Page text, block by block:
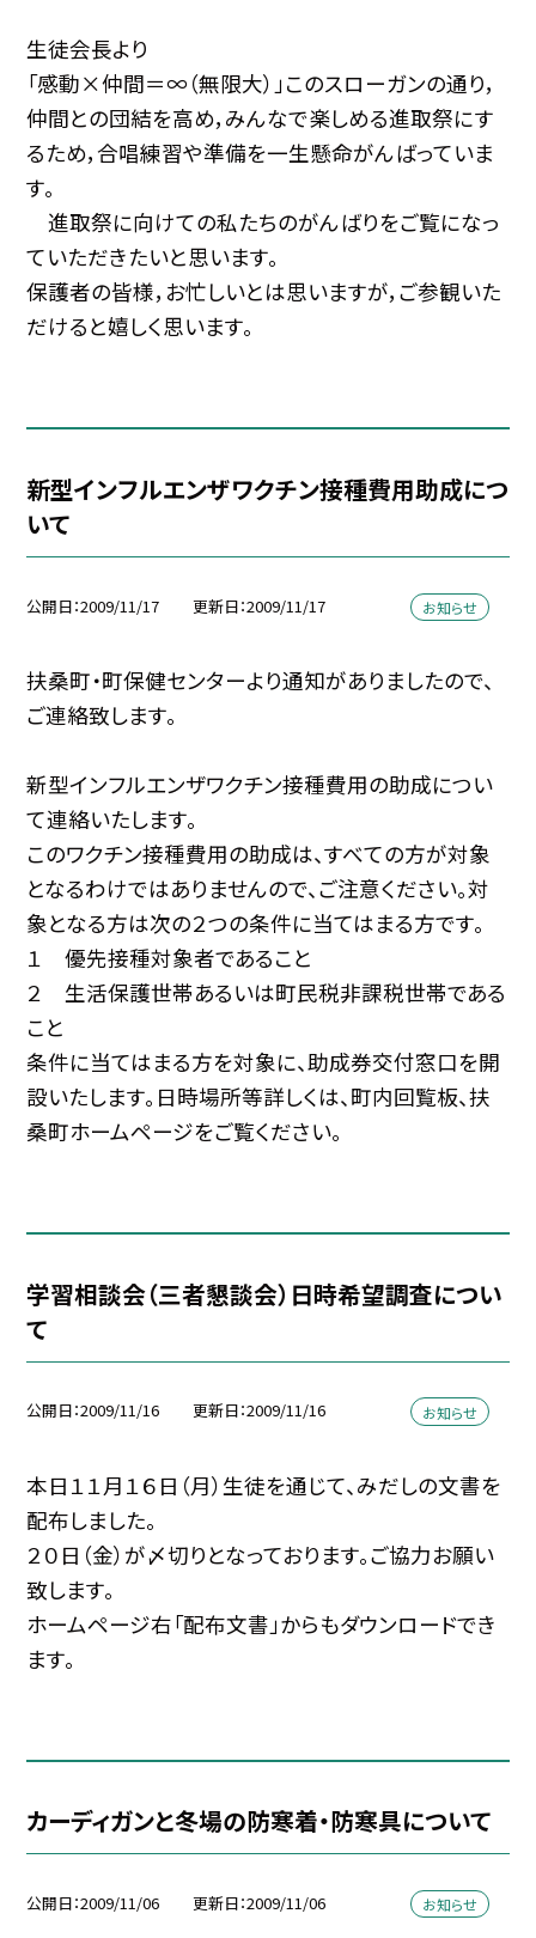
生徒会長より
「感動×仲間＝∞（無限大）」このスローガンの通り，
仲間との団結を高め，みんなで楽しめる進取祭にす
るため，合唱練習や準備を一生懸命がんばっていま
す。
進取祭に向けての私たちのがんばりをご覧になっ
ていただきたいと思います。
保護者の皆様，お忙しいとは思いますが，ご参観いた
だけると嬉しく思います。
新型インフルエンザワクチン接種費用助成につ
いて
公開日 2009/11/17 更新日 2009/11/17 お知らせ
扶桑町・町保健センターより通知がありましたので、
ご連絡致します。
新型インフルエンザワクチン接種費用の助成につい
て連絡いたします。
このワクチン接種費用の助成は、すべての方が対象
となるわけではありませんので、ご注意ください。対
象となる方は次の２つの条件に当てはまる方です。
１ 優先接種対象者であること
２ 生活保護世帯あるいは町民税非課税世帯である
こと
条件に当てはまる方を対象に、助成券交付窓口を開
設いたします。日時場所等詳しくは、町内回覧板、扶
桑町ホームページをご覧ください。
学習相談会（三者懇談会）日時希望調査につい
て
公開日 2009/11/16 更新日 2009/11/16 お知らせ
本日１１月１６日（月）生徒を通じて、みだしの文書を
配布しました。
２０日（金）が〆切りとなっております。ご協力お願い
致します。
ホームページ右「配布文書」からもダウンロードでき
ます。
カーディガンと冬場の防寒着・防寒具について
公開日 2009/11/06 更新日 2009/11/06 お知らせ